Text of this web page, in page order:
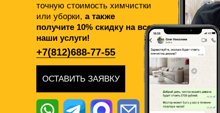
точную стоимость химчистки
или уборки, а также
получите 10% скидку на все
наши услуги!
ОСТАВИТЬ ЗАЯВКУ
+7(812)688-77-55